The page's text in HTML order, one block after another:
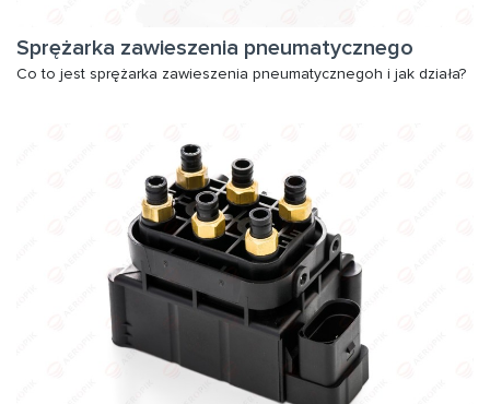
Sprężarka zawieszenia pneumatycznego
Co to jest sprężarka zawieszenia pneumatycznegoh i jak działa?